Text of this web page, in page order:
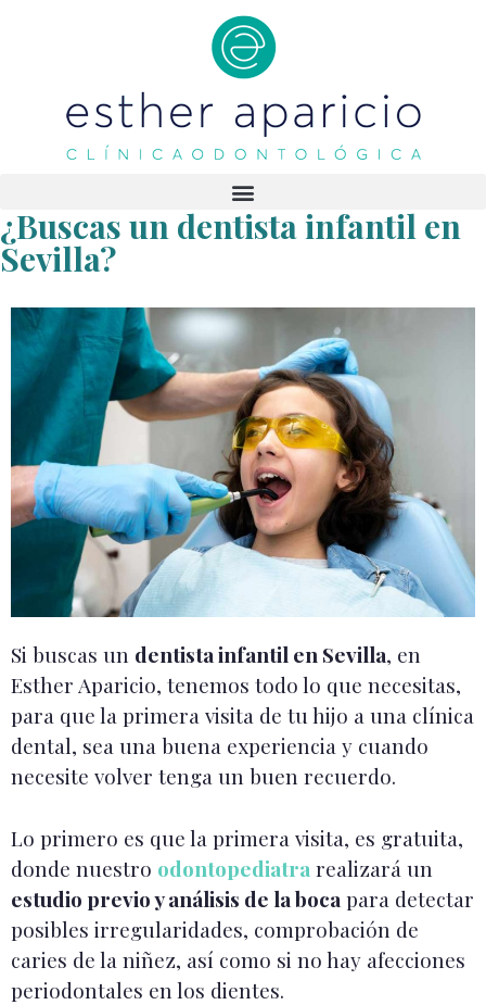
¿Buscas un dentista infantil en
Sevilla?
Si buscas un dentista infantil en Sevilla, en
Esther Aparicio, tenemos todo lo que necesitas,
para que la primera visita de tu hijo a una clínica
dental, sea una buena experiencia y cuando
necesite volver tenga un buen recuerdo.
Lo primero es que la primera visita, es gratuita,
donde nuestro odontopediatra realizará un
estudio previo y análisis de la boca para detectar
posibles irregularidades, comprobación de
caries de la niñez, así como si no hay afecciones
periodontales en los dientes.